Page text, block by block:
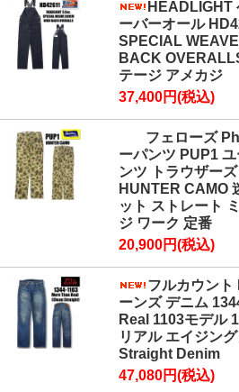
HEADLIGHT
ーバーオール
SPECIAL
BACK
テージ アメカジ
37,400円(税込)
フェローズ
ーパンツ PUP1
ンツ トラウザー
HUNTER CAMO
ット ストレート
ジ ワーク 定番
20,900円(税込)
フルカウン
ーンズ デニム
Real 1103モデル
リアル エイジン
Straight Denim
47,080円(税込)